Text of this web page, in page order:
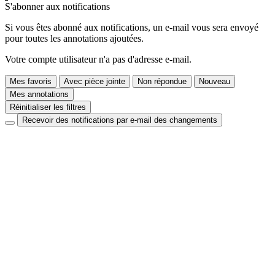
S'abonner aux notifications
Si vous êtes abonné aux notifications, un e-mail vous sera envoyé
pour toutes les annotations ajoutées.
Votre compte utilisateur n'a pas d'adresse e-mail.
Mes favoris Avec pièce jointe Non répondue
Nouveau
Mes annotations
Réinitialiser les filtres
Recevoir des notifications par e-mail des changements